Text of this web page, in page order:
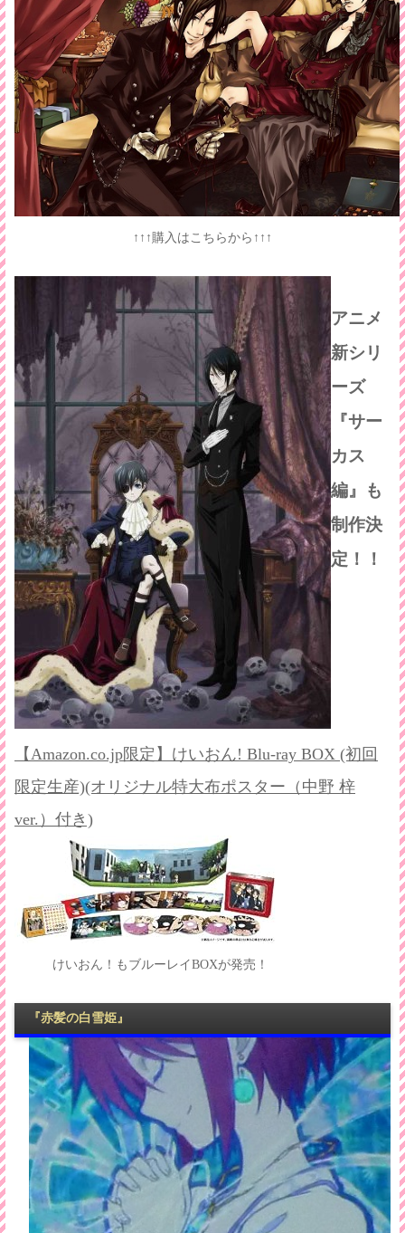
↑↑↑購入はこちらから↑↑↑
アニメ
新シリ
ーズ
『サー
カス
編』も
制作決
定！！
【Amazon.co.jp限定】けいおん! Blu-ray BOX (初回
限定生産)(オリジナル特大布ポスター（中野 梓
ver.）付き)
けいおん！もブルーレイBOXが発売！
『赤髪の白雪姫』